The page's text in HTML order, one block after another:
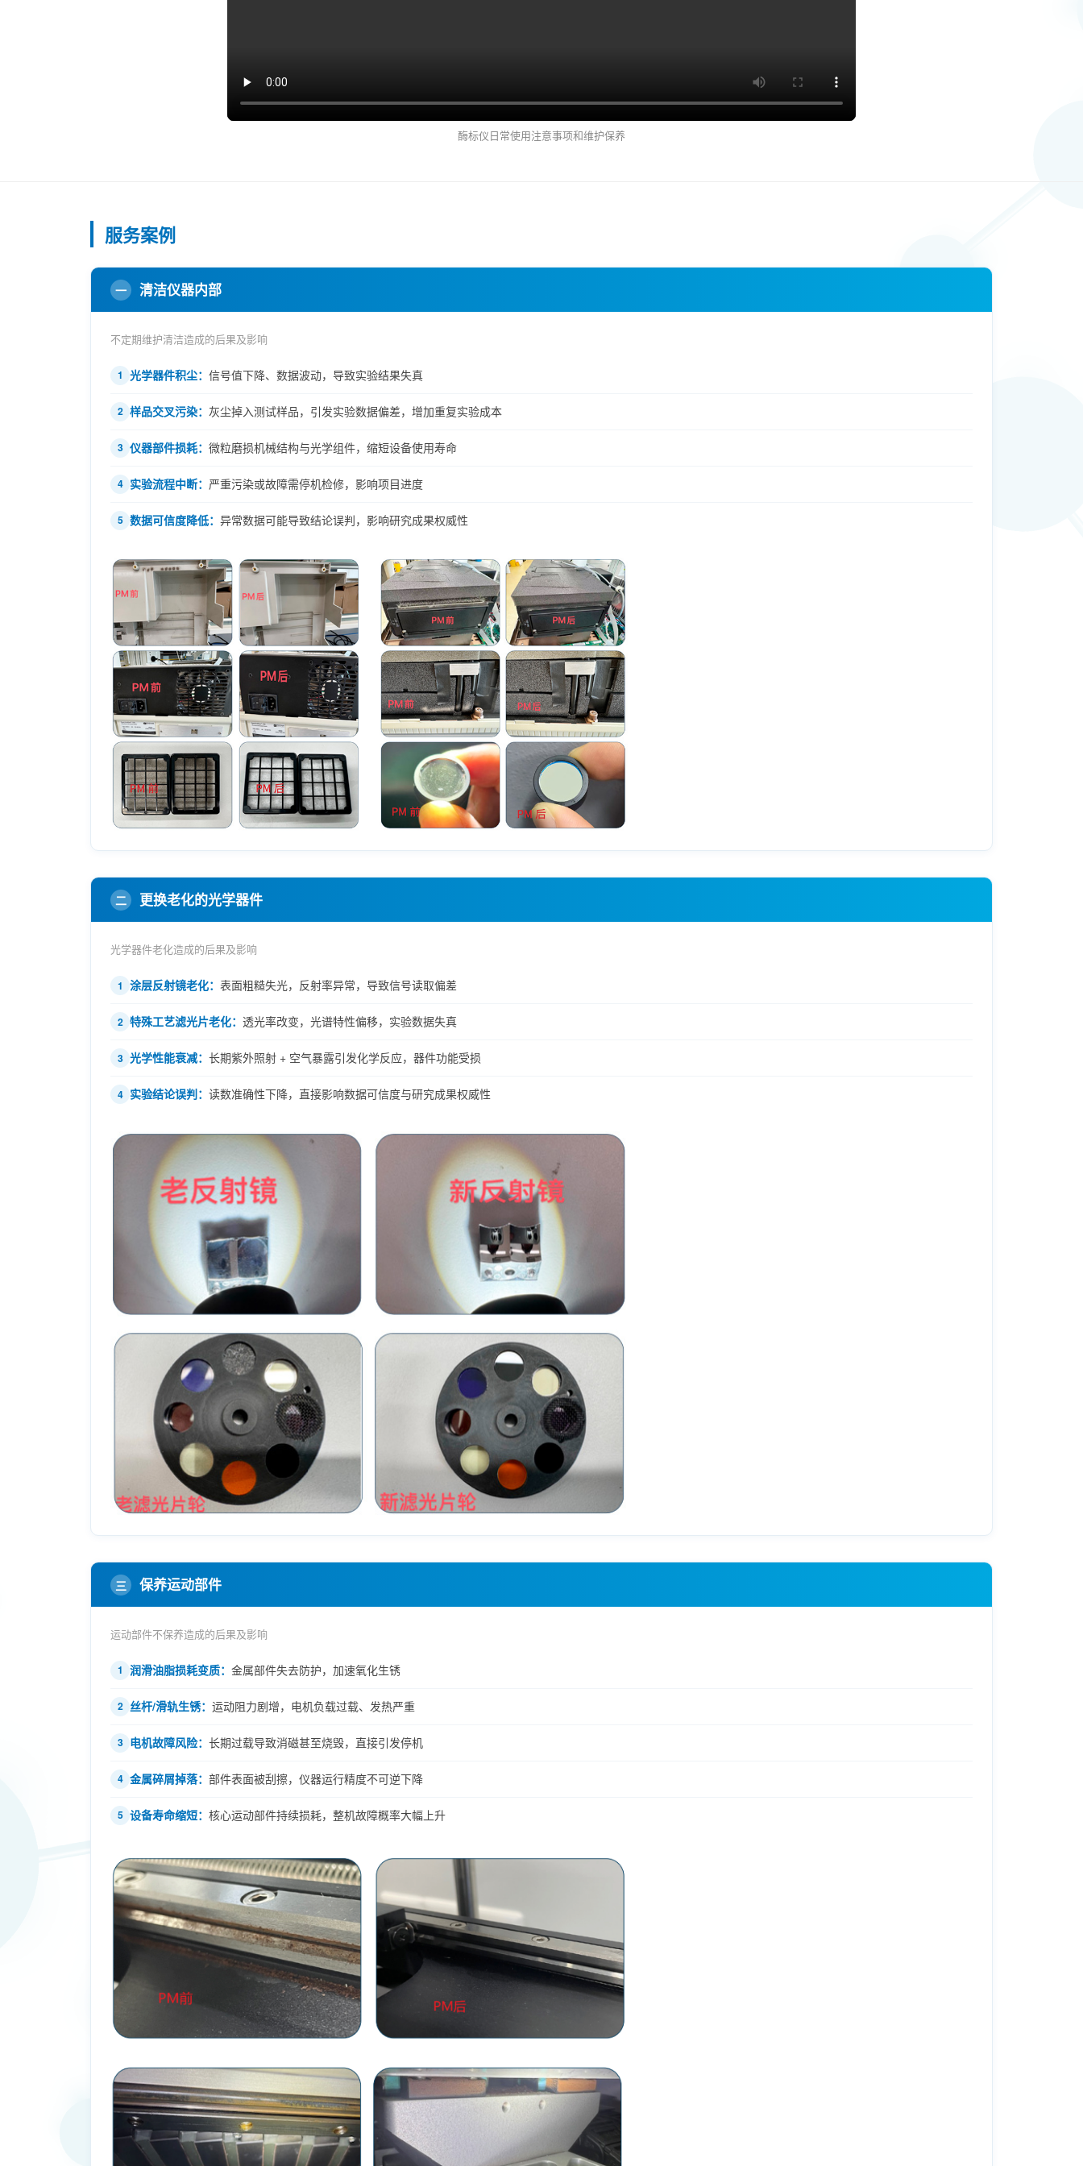
酶标仪日常使用注意事项和维护保养
服务案例
一 清洁仪器内部
不定期维护清洁造成的后果及影响
1 光学器件积尘： 信号值下降、数据波动，导致实验结果失真
2 样品交叉污染： 灰尘掉入测试样品，引发实验数据偏差，增加重复实验成本
3 仪器部件损耗： 微粒磨损机械结构与光学组件，缩短设备使用寿命
4 实验流程中断： 严重污染或故障需停机检修，影响项目进度
5 数据可信度降低： 异常数据可能导致结论误判，影响研究成果权威性
二 更换老化的光学器件
光学器件老化造成的后果及影响
1 涂层反射镜老化： 表面粗糙失光，反射率异常，导致信号读取偏差
2 特殊工艺滤光片老化： 透光率改变，光谱特性偏移，实验数据失真
3 光学性能衰减： 长期紫外照射 + 空气暴露引发化学反应，器件功能受损
4 实验结论误判： 读数准确性下降，直接影响数据可信度与研究成果权威性
三 保养运动部件
运动部件不保养造成的后果及影响
1 润滑油脂损耗变质： 金属部件失去防护，加速氧化生锈
2 丝杆/滑轨生锈： 运动阻力剧增，电机负载过载、发热严重
3 电机故障风险： 长期过载导致消磁甚至烧毁，直接引发停机
4 金属碎屑掉落： 部件表面被刮擦，仪器运行精度不可逆下降
5 设备寿命缩短： 核心运动部件持续损耗，整机故障概率大幅上升